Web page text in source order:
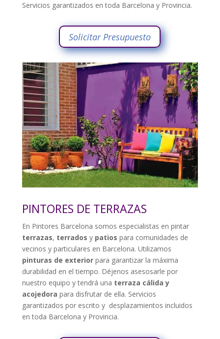
Servicios garantizados en toda Barcelona y Provincia.
Solicitar Presupuesto
PINTORES DE TERRAZAS
En Pintores Barcelona somos especialistas en pintar
terrazas, terrados y patios para comunidades de
vecinos y particulares en Barcelona. Utilizamos
pinturas de exteriorpara garantizar la máxima
durabilidad en el tiempo. Déjenos asesosarle por
nuestro equipo y tendrá una terraza cálida y
acojedora para disfrutar de ella. Servicios
garantizados por escrito y desplazamientos incluidos
en toda Barcelona y Provincia.